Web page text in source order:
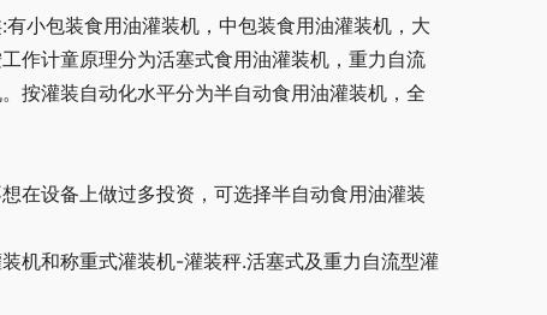
小包装食用油灌装机，中包装食用油灌装机，大
作计童原理分为活塞式食用油灌装机，重力自流
按灌装自动化水平分为半自动食用油灌装机，全
在设备上做过多投资，可选择半自动食用油灌装
机和称重式灌装机-灌装秤.活塞式及重力自流型灌